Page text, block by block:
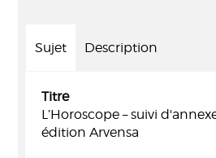
Sujet Description
Titre
L’Horoscope – suivi
édition Arvensa